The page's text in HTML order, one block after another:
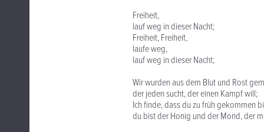
Freiheit,
lauf weg in dieser Nacht;
Freiheit, Freiheit,
laufe weg,
lauf weg in dieser Nacht;
Wir wurden aus dem Blut und Rost
der jeden sucht, der einen Kampf will;
Ich finde, dass du zu früh gekommen
du bist der Honig und der Mond, der